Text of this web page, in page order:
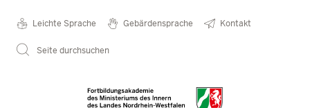
Metanavigation
Leichte Sprache Gebärdensprache Kontakt
Seite durchsuchen